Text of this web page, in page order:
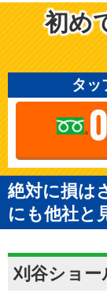
初め
タッ
絶対に損は
にも他社と
刈谷ショ